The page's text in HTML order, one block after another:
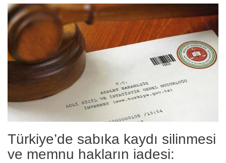
Türkiye’de sabıka kaydı silinmesi
ve memnu hakların iadesi: